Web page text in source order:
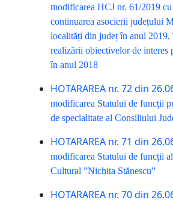
modificarea HCJ nr. 61/2019
continuarea asocierii județului
localități din județ în anul 2019,
realizării obiectivelor de interes
în anul 2018
HOTARAREA nr. 72 din
modificarea Statului de funcții
de specialitate al Consiliului
HOTARAREA nr. 71 din
modificarea Statului de funcții
Cultural ”Nichita Stănescu”
HOTARAREA nr. 70 din